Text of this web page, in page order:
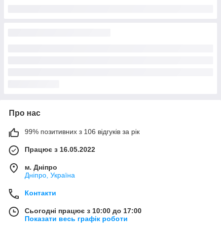
Про нас
99% позитивних з 106 відгуків за рік
Працює з 16.05.2022
м. Дніпро
Дніпро, Україна
Контакти
Сьогодні працює з 10:00 до 17:00
Показати весь графік роботи